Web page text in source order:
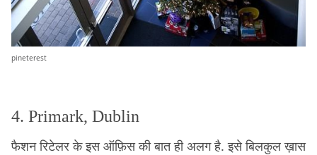
pineterest
4. Primark, Dublin
फैशन रिटेलर के इस ऑफ़िस की बात ही अलग है. इसे बिलकुल ख़ास